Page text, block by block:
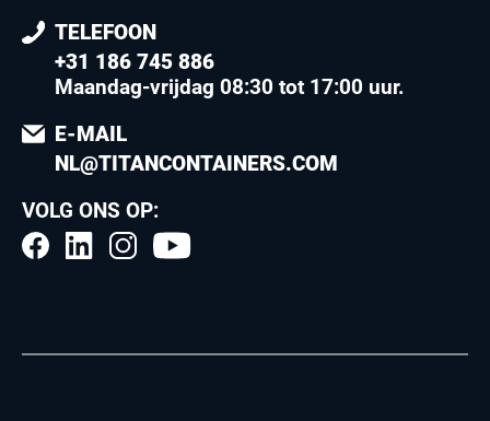
TELEFOON
+31 186 745 886
Maandag-vrijdag 08:30 tot 17:00 uur.
E-MAIL
NL@TITANCONTAINERS.COM
VOLG ONS OP: